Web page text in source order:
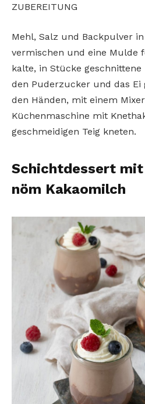
ZUBEREITUNG
Mehl, Salz und Backpulver
vermischen und eine Mulde
kalte, in Stücke geschnittene
den Puderzucker und das Ei
den Händen, mit einem
Küchenmaschine mit
geschmeidigen Teig kneten.
Schichtdessert mit
nöm Kakaomilch